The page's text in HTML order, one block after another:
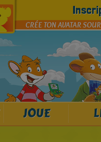
CRÉE TON AVATAR
JOUE